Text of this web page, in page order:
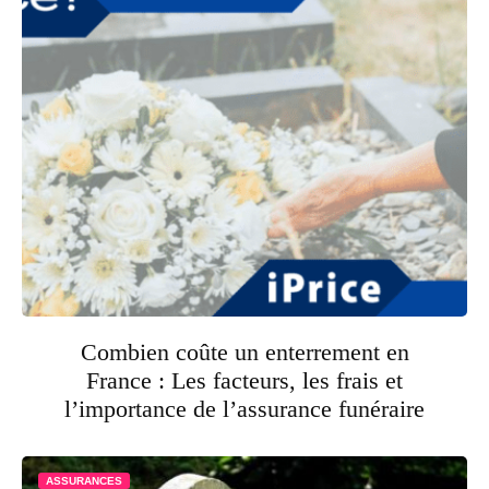
Combien coûte un enterrement en
France : Les facteurs, les frais et
l’importance de l’assurance funéraire
ASSURANCES